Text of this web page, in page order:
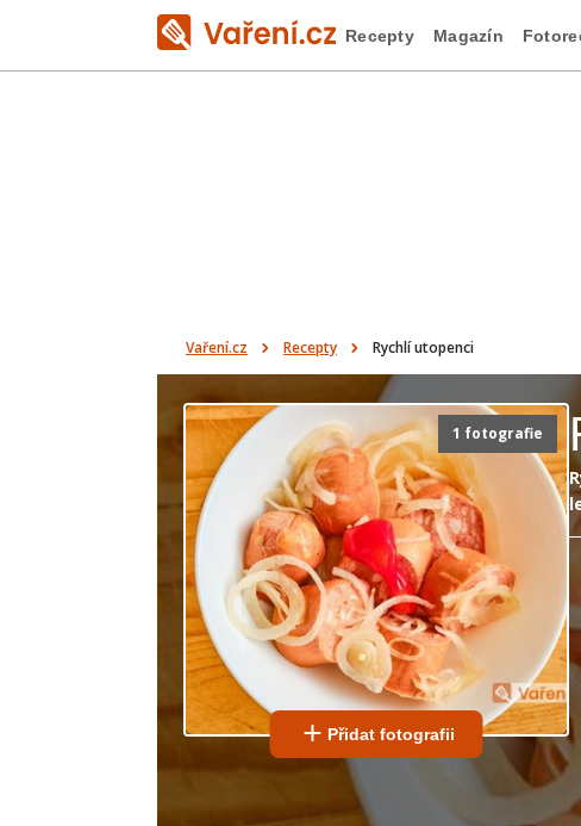
Recepty Magazín
Vaření.cz Recepty Rychlí utopenci
1 fotografie
Přidat fotografii